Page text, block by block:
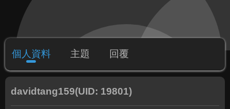
個人資料 主題 回覆
davidtang159(UID: 19801)